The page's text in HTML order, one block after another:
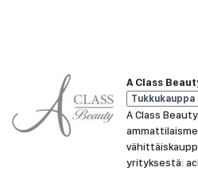
A Class
Tukkukauppa
A Class
yrityksestä: